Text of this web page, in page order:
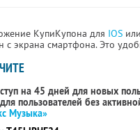
КупиКупона для IOS или
с экрана смартфона. Это
на 45 дней для новых
пользователей без
Музыка»